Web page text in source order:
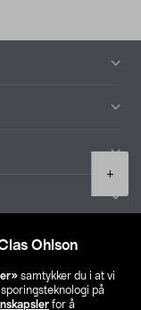
Ohlson
samtykker du i at vi
på
for å
+